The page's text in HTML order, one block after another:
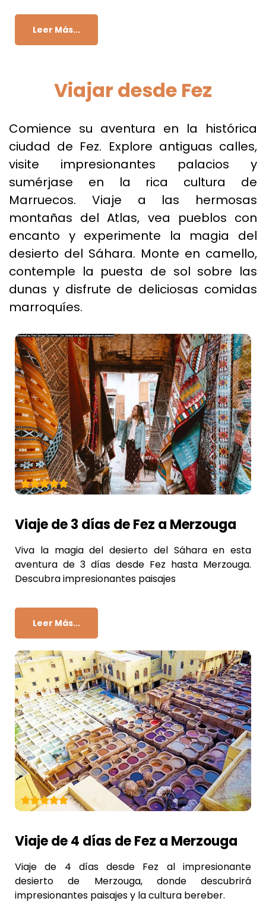
Leer Más...
Viajar desde Fez
Comience su aventura en la histórica
ciudad de Fez. Explore antiguas calles,
visite impresionantes palacios y
sumérjase en la rica cultura de
Marruecos. Viaje a las hermosas
montañas del Atlas, vea pueblos con
encanto y experimente la magia del
desierto del Sáhara. Monte en camello,
contemple la puesta de sol sobre las
dunas y disfrute de deliciosas comidas
marroquíes.
Viaje de 3 días de Fez a Merzouga
Viva la magia del desierto del Sáhara en esta
aventura de 3 días desde Fez hasta Merzouga.
Descubra impresionantes paisajes
Leer Más...
Viaje de 4 días de Fez a Merzouga
Viaje de 4 días desde Fez al impresionante
desierto de Merzouga, donde descubrirá
impresionantes paisajes y la cultura bereber.